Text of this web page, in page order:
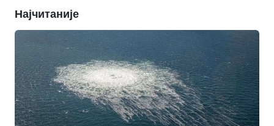
Најчитаније